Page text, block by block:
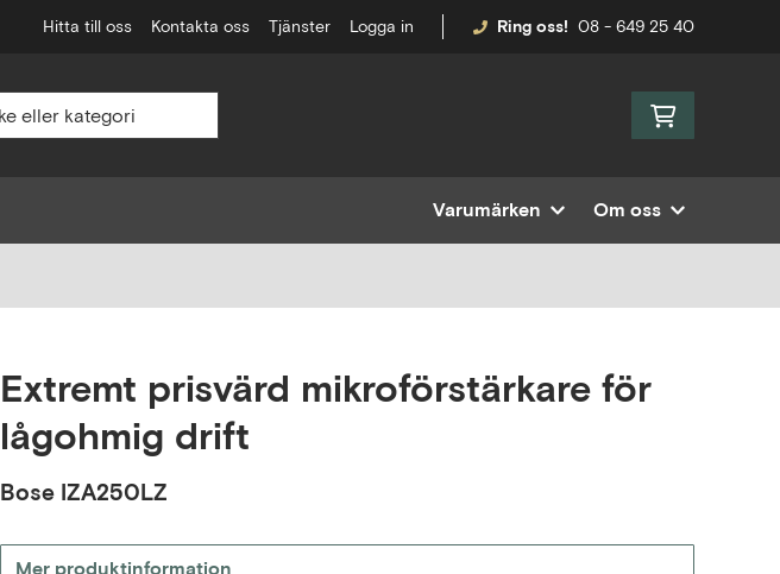
Hitta till oss Kontakta oss Tjänster Logga in Ring oss! 08 - 649 25 40
Varumärken Om oss
Extremt prisvärd mikroförstärkare för
lågohmig drift
Bose IZA250LZ
Mer produktinformation